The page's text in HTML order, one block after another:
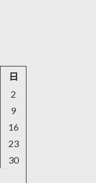
日
2
9
16
23
30